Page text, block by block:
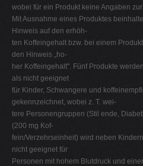
wobei für ein Produkt keine Angaben
Mit Ausnahme eines Produktes
Hinweis auf den erhöh-
ten Koffeingehalt bzw. bei einem
den Hinweis „ho-
her Koffeingehalt". Fünf Produkte
als nicht geeignet
für Kinder, Schwangere und
gekennzeichnet, wobei z. T. wei-
tere Personengruppen (Stil ende,
(200 mg Kof-
fein/Verzehrseinheit) wird neben
nicht geeignet für
Personen mit hohem Blutdruck und